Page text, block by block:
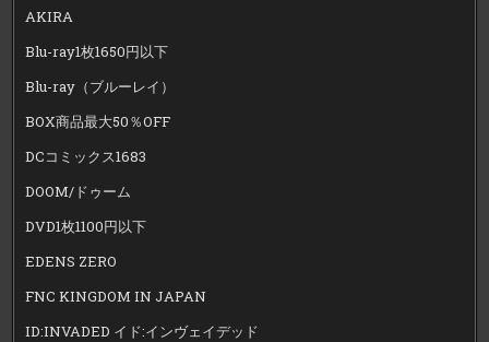
AKIRA
Blu-ray1枚1650円以下
Blu-ray（ブルーレイ）
BOX商品最大50％OFF
DCコミックス1683
DOOM/ドゥーム
DVD1枚1100円以下
EDENS ZERO
FNC KINGDOM IN JAPAN
ID:INVADED イド:インヴェイデッド